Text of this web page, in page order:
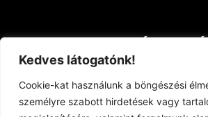
Kedves látogatónk!
Cookie-kat használunk a böngészési
személyre szabott hirdetések vagy
Az ország
Keressen tartalmaink